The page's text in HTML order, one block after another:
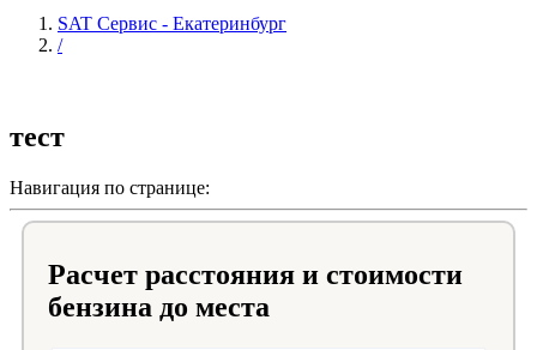
SAT Сервис - Екатеринбург
/
тест
Навигация по странице:
Расчет расстояния и стоимости
бензина до места